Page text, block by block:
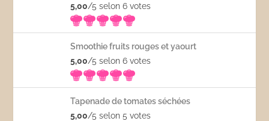
5,00/5 selon 6votes
Smoothie fruits rouges et yaourt
5,00/5 selon 6votes
Tapenade de tomates séchées
5,00/5 selon 5votes